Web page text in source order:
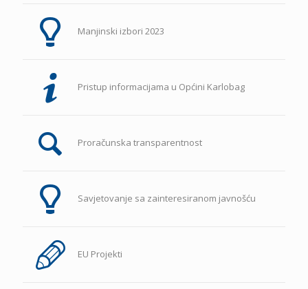
Manjinski izbori 2023
Pristup informacijama u Općini Karlobag
Proračunska transparentnost
Savjetovanje sa zainteresiranom javnošću
EU Projekti